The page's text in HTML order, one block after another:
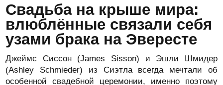
Свадьба на крыше мира:
влюблённые связали себя
узами брака на Эвересте
Джеймс Сиссон (James Sisson) и Эшли Шмидер
(Ashley Schmieder) из Сиэтла всегда мечтали об
особенной свадебной церемонии, именно поэтому